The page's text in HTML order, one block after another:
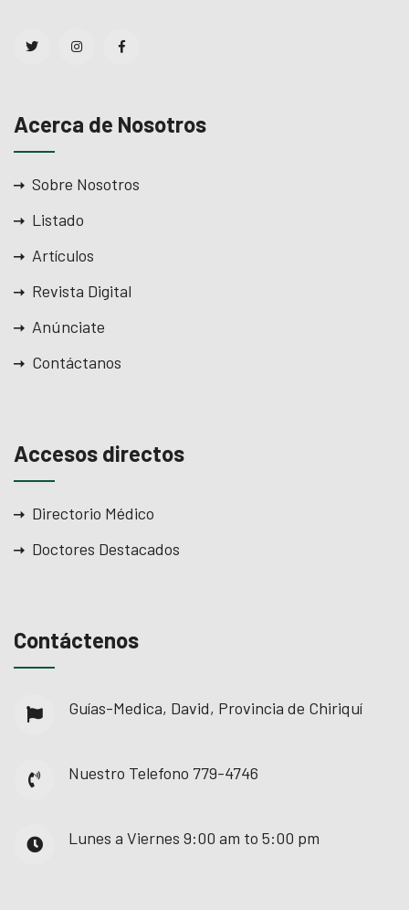
Acerca de Nosotros
Sobre Nosotros
Listado
Artículos
Revista Digital
Anúnciate
Contáctanos
Accesos directos
Directorio Médico
Doctores Destacados
Contáctenos
Guías-Medica, David, Provincia de Chiriquí
Nuestro Telefono 779-4746
Lunes a Viernes 9:00 am to 5:00 pm